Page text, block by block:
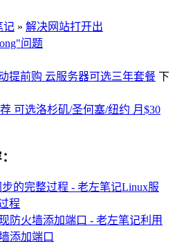
记 » 解决网站打开出
问题
提前购 云服务器可选三年套餐 下
可选洛杉矶/圣何塞/纽约 月$30
Linux服
程
利用
添加端口